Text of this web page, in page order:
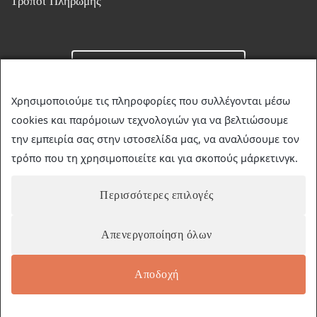
☎23510 36349
✉discountstore.gr@gmail.com
Χρησιμοποιούμε τις πληροφορίες που συλλέγονται μέσω
cookies και παρόμοιων τεχνολογιών για να βελτιώσουμε
την εμπειρία σας στην ιστοσελίδα μας, να αναλύσουμε τον
τρόπο που τη χρησιμοποιείτε και για σκοπούς μάρκετινγκ.
Περισσότερες επιλογές
Απενεργοποίηση όλων
Αποδοχή